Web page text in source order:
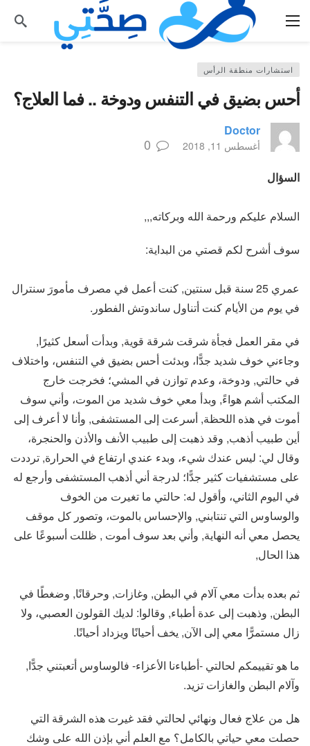
استشارات منطقة الرأس
أحس بضيق في التنفس ودوخة .. فما العلاج؟
Doctor
أغسطس 11, 2018 0
السؤال
السلام عليكم ورحمة الله وبركاته,,,
سوف أشرح لكم قصتي من البداية:
عمري 25 سنة قبل سنتين, كنت أعمل في مصرف مأمورَ سنترال
في يوم من الأيام كنت أتناول ساندوتش الفطور.
في مقر العمل فجأة شرقت شرقة قوية, وبدأت أسعل كثيرًا,
وجاءني خوف شديد جدًّا، وبدئت أحس بضيق في التنفس، واختلاف
في حالتي, ودوخة، وعدم توازن في المشي؛ فخرجت خارج
المكتب أشم هواءً, وبدأ معي خوف شديد من الموت، وأني سوف
أموت في هذه اللحظة, أسرعت إلى المستشفى, وأنا لا أعرف إلى
أين طبيب أذهب, وقد ذهبت إلى طبيب الأنف والأذن والحنجرة،
وقال لي: ليس عندك شيء، وبدء عندي ارتفاع في الحرارة, ترددت
على مستشفيات كثير جدًّا؛ لدرجة أني أذهب المستشفى وأرجع له
في اليوم الثاني، وأقول له: حالتي ما تغيرت من الخوف
والوساوس التي تنتابني, والإحساس بالموت، وتصور كل موقف
يحصل معي أنه النهاية, وأني بعد سوف أموت , ظللت أسبوعًا على
هذا الحال,
ثم بعده بدأت معي آلام في البطن, وغازات, وحرقانًا, وضغطًا في
البطن, وذهبت إلى عدة أطباء, وقالوا: لديك القولون العصبي، ولا
زال مستمرًّا معي إلى الآن, يخف أحيانًا ويزداد أحيانًا.
ما هو تقييمكم لحالتي -أطباءنا الأعزاء- فالوساوس أتعبتني جدًّا,
وآلام البطن والغازات تزيد.
هل من علاج فعال ونهائي لحالتي فقد غيرت هذه الشرقة التي
حصلت معي حياتي بالكامل؟ مع العلم أني بإذن الله على وشك